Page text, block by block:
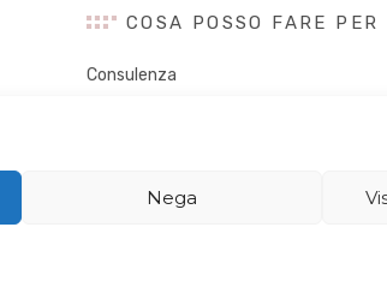
Nega
COSA POSSO FARE PER
Consulenza
Influencer Marketing